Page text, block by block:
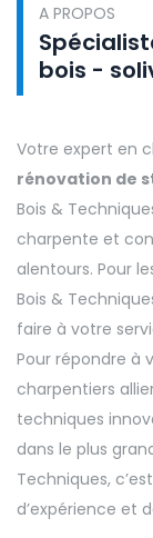
A PROPOS
bois -
Votre expert en
rénovation de
Bois &
charpente et
alentours. Pour
Bois &
faire à votre
Pour répondre à
charpentiers
techniques
dans le plus
Techniques,
d’expérience et